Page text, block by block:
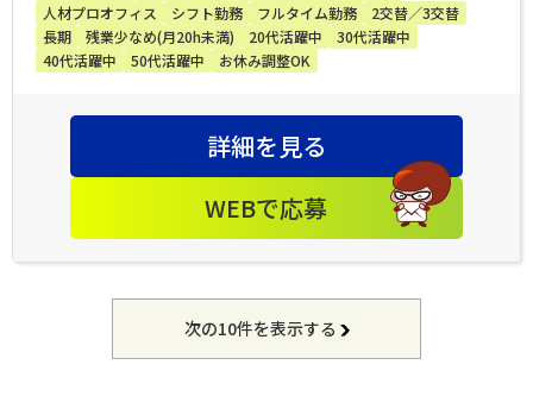
人材プロオフィス
シフト勤務 フルタイム勤務
2交替／3交替
長期
残業少なめ(月20h未満) 20代活躍中
30代活躍中
40代活躍中
50代活躍中 お休み調整OK
詳細を見る
WEBで応募
次の10件を表示する